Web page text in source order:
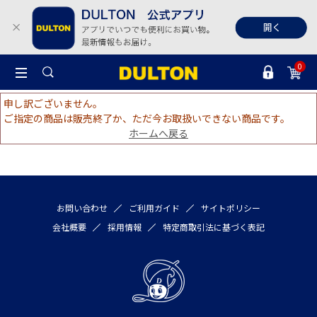
0
申し訳ございません。
ご指定の商品は販売終了か、ただ今お取扱いできない商品です。
ホームへ戻る
お問い合わせ ご利用ガイド
サイトポリシー
会社概要
採用情報 特定商取引法に基づく表記